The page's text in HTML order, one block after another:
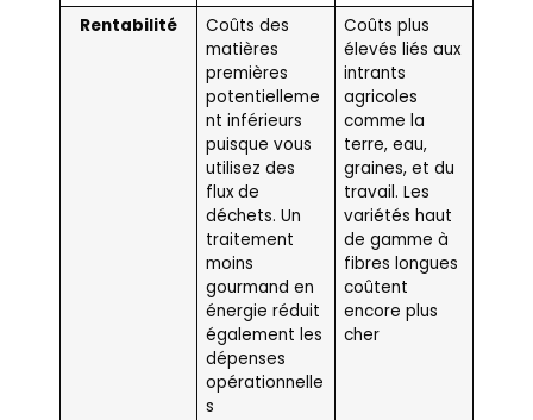
Rentabilité
Coûts des
matières
premières
potentielleme
nt inférieurs
puisque vous
utilisez des
flux de
déchets. Un
traitement
moins
gourmand en
énergie réduit
également les
dépenses
opérationnelle
s
Coûts plus
élevés liés aux
intrants
agricoles
comme la
terre, eau,
graines, et du
travail. Les
variétés haut
de gamme à
fibres longues
coûtent
encore plus
cher